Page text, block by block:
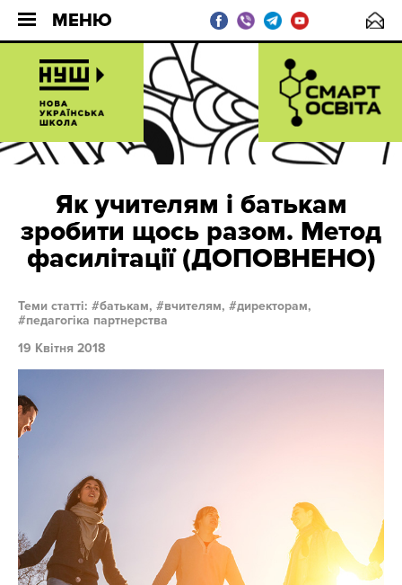
МЕНЮ
Як учителям і батькам
зробити щось разом. Метод
фасилітації (ДОПОВНЕНО)
Теми статті: батькам, вчителям,
директорам,
педагогіка партнерства
19 Квітня 2018